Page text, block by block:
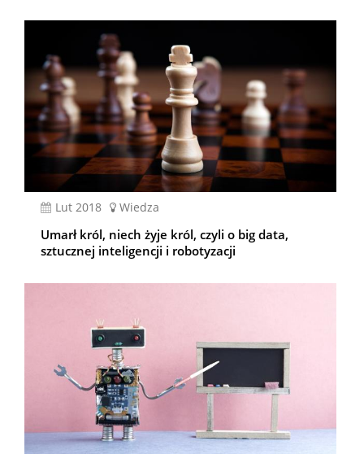
lut 2018 Wiedza
Umarł król, niech żyje król, czyli o big data,
sztucznej inteligencji i robotyzacji